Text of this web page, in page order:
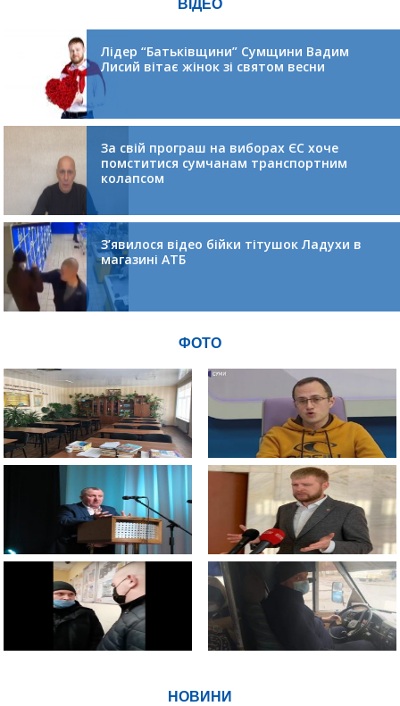
НОВИНИ
ВІДЕО
Лідер “Батьківщини” Сумщини Вадим
Лисий вітає жінок зі святом весни
За свій програш на виборах ЄС хоче
помститися сумчанам транспортним
колапсом
З’явилося відео бійки тітушок Ладухи в
магазині АТБ
ФОТО